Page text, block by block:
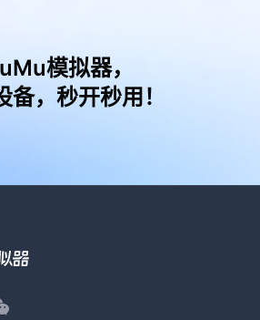
模拟器，
备，秒开秒用！